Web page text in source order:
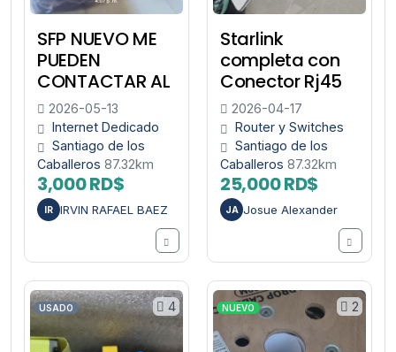
SFP NUEVO ME
PUEDEN
CONTACTAR AL
2026-05-13
Internet Dedicado
Santiago de los
Caballeros 87.32km
3,000 RD$
IR IRVIN RAFAEL BAEZ
Starlink
completa con
Conector Rj45
2026-04-17
Router y Switches
Santiago de los
Caballeros 87.32km
25,000 RD$
JA Josue Alexander
4
USADO 2
NUEVO